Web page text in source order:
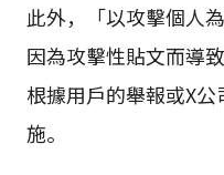
此外，「以攻擊個人
因為攻擊性貼文而導
根據用戶的舉報或X
施。